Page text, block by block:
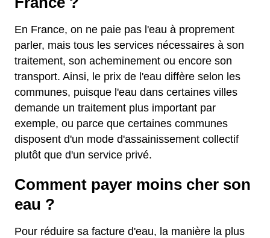
En France, on ne paie pas l'eau à proprement
parler, mais tous les services nécessaires à son
traitement, son acheminement ou encore son
transport. Ainsi, le prix de l'eau diffère selon les
communes, puisque l'eau dans certaines villes
demande un traitement plus important par
exemple, ou parce que certaines communes
disposent d'un mode d'assainissement collectif
plutôt que d'un service privé.
Comment payer moins cher son
eau ?
Pour réduire sa facture d'eau, la manière la plus